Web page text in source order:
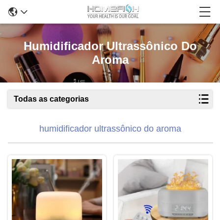
Humidificador Ultrassônico Do
Aroma
Todas as categorias
humidificador ultrassônico do aroma